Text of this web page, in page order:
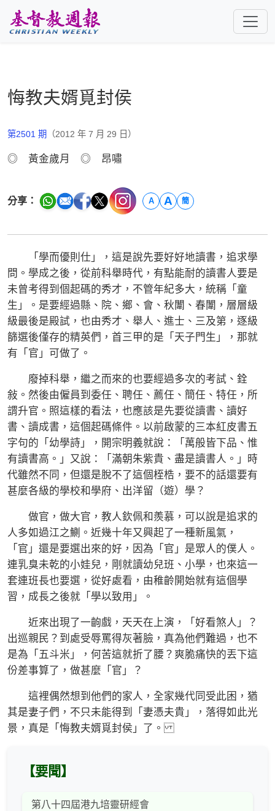
悔教夫婿覓封侯
第2501 期 （2012 年 7 月 29 日）
◎ 黃金歲月 ◎ 昂嘯
分享： A A 簡
「學而優則仕」，這是說先要好好地讀書，追求學
問。學成之後，從前科舉時代，有點能耐的讀書人要是
未曾考得到個起碼的秀才，不管年紀多大，統稱「童
生」。是要經過縣、院、鄉、會、秋闈、春闈，層層級
級最後是殿試，也由秀才、舉人、進士、三及第，逐級
篩選後僅存的精英們，首三甲的是「天子門生」，那就
有「官」可做了。
廢掉科舉，繼之而來的也要經過多次的考試、銓
敍。然後由僱員到委任、聘任、薦任、簡任、特任，所
謂升官。照這樣的看法，也應該是先要從讀書、讀好
書、讀成書，這個起碼條件。以前啟蒙的三本紅皮書五
字句的「幼學詩」，開宗明義就說：「萬般皆下品、惟
有讀書高。」又說：「滿朝朱紫貴、盡是讀書人。」時
代雖然不同，但還是脫不了這個桎梏，要不的話還要有
甚麼各級的學校和學府、出洋留（遊）學？
做官，做大官，教人欽佩和羨慕，可以說是追求的
人多如過江之鰂。近幾十年又興起了一種新風氣，
「官」還是要選出來的好，因為「官」是眾人的僕人。
連乳臭未乾的小娃兒，剛就讀幼兒班、小學，也來這一
套連班長也要選，從好處看，由稚齡開始就有這個學
習，成長之後就「學以致用」。
近來出現了一齣戲，天天在上演，「好看煞人」？
出巡親民？到處受辱罵得灰著臉，真為他們難過，也不
是為「五斗米」，何苦這就折了腰？爽脆痛快的丟下這
份差事算了，做甚麼「官」？
這裡偶然想到他們的家人，全家幾代同受此困，猶
其是妻子們，不只未能得到「妻憑夫貴」，落得如此光
景，真是「悔教夫婿覓封侯」了。
【要聞】
第八十四屆港九培靈研經會